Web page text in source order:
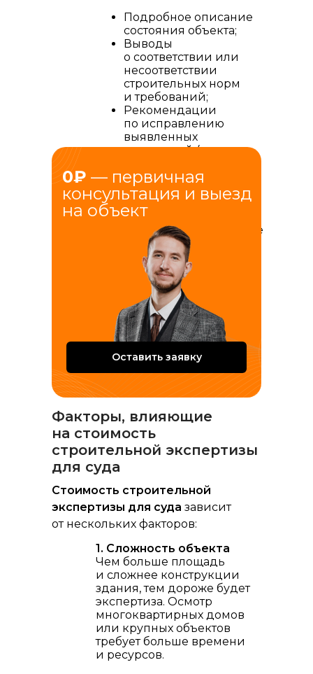
Подробное описание
состояния объекта;
Выводы
о соответствии или
несоответствии
строительных норм
и требований;
Рекомендации
по исправлению
выявленных
нарушений (при
Это заключение служит
основанием для
дальнейших судебных
разбирательств и может
оказать решающее влияние
на исход дела.
Факторы, влияющие
на стоимость
строительной экспертизы
для суда
Стоимость строительной
экспертизы для суда зависит
от нескольких факторов:
1. Сложность объекта
Чем больше площадь
и сложнее конструкции
здания, тем дороже будет
экспертиза. Осмотр
многоквартирных домов
или крупных объектов
требует больше времени
и ресурсов.
0₽ — первичная
консультация и выезд
на объект
Оставить заявку